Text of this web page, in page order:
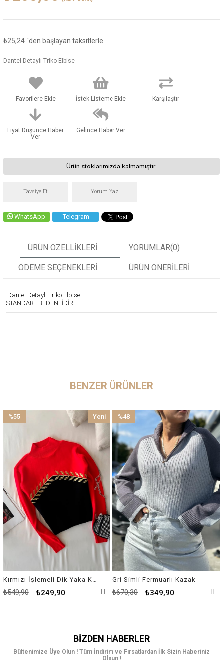
₺25,24 'den başlayan taksitlerle
Dantel Detaylı Triko Elbise
Favorilere Ekle İstek Listeme Ekle Karşılaştır
Fiyat Düşünce Haber
Ver
Gelince Haber Ver
Ürün stoklarımızda kalmamıştır.
Tavsiye Et Yorum Yaz
WhatsApp Telegram
ÜRÜN ÖZELLIKLERI YORUMLAR(0)
ÖDEME SEÇENEKLERI ÜRÜN ÖNERILERI
Dantel Detaylı Triko Elbise
STANDART BEDENLİDİR
BENZER ÜRÜNLER
₺249,90
₺549,90
%55
%55İndirim
Yeni
Gri Simli Fermuarlı Kazak
₺349,90
₺670,30
%48
İndirim
%48İndirim
BIZDEN HABERLER
Bültenimize Üye Olun ! Tüm İndirim ve Fırsatlardan İlk Sizin Haberiniz
Olsun !